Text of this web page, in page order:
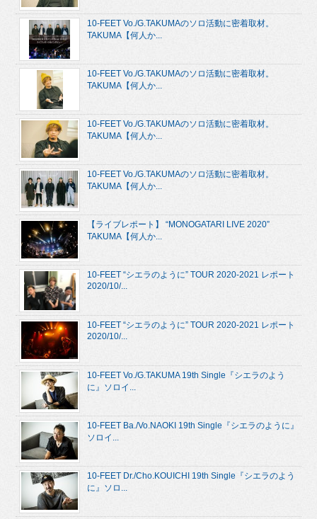
10-FEET Vo./G.TAKUMAのソロ活動に密着取材。
TAKUMA【何人か...
10-FEET Vo./G.TAKUMAのソロ活動に密着取材。
TAKUMA【何人か...
10-FEET Vo./G.TAKUMAのソロ活動に密着取材。
TAKUMA【何人か...
10-FEET Vo./G.TAKUMAのソロ活動に密着取材。
TAKUMA【何人か...
【ライブレポート】 “MONOGATARI LIVE 2020”
TAKUMA【何人か...
10-FEET “シエラのように” TOUR 2020-2021 レポート
2020/10/...
10-FEET “シエラのように” TOUR 2020-2021 レポート
2020/10/...
10-FEET Vo./G.TAKUMA 19th Single『シエラのよう
に』ソロイ...
10-FEET Ba./Vo.NAOKI 19th Single『シエラのように』
ソロイ...
10-FEET Dr./Cho.KOUICHI 19th Single『シエラのよう
に』ソロ...